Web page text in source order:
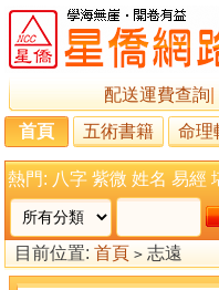
配送運費查詢
首頁
五術書籍 命理
熱門: 八字 紫微 姓名 易經
目前位置: 首頁 > 志遠